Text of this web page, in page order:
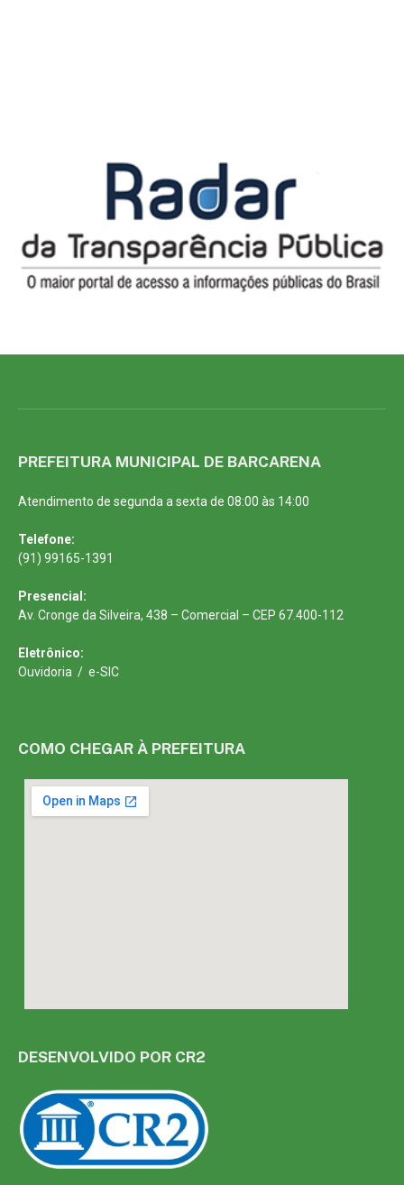
PREFEITURA MUNICIPAL DE BARCARENA
Atendimento de segunda a sexta de 08:00 às 14:00
Telefone:
(91) 99165-1391
Presencial:
Av. Cronge da Silveira, 438 – Comercial – CEP 67.400-112
Eletrônico:
Ouvidoria / e-SIC
COMO CHEGAR À PREFEITURA
DESENVOLVIDO POR CR2